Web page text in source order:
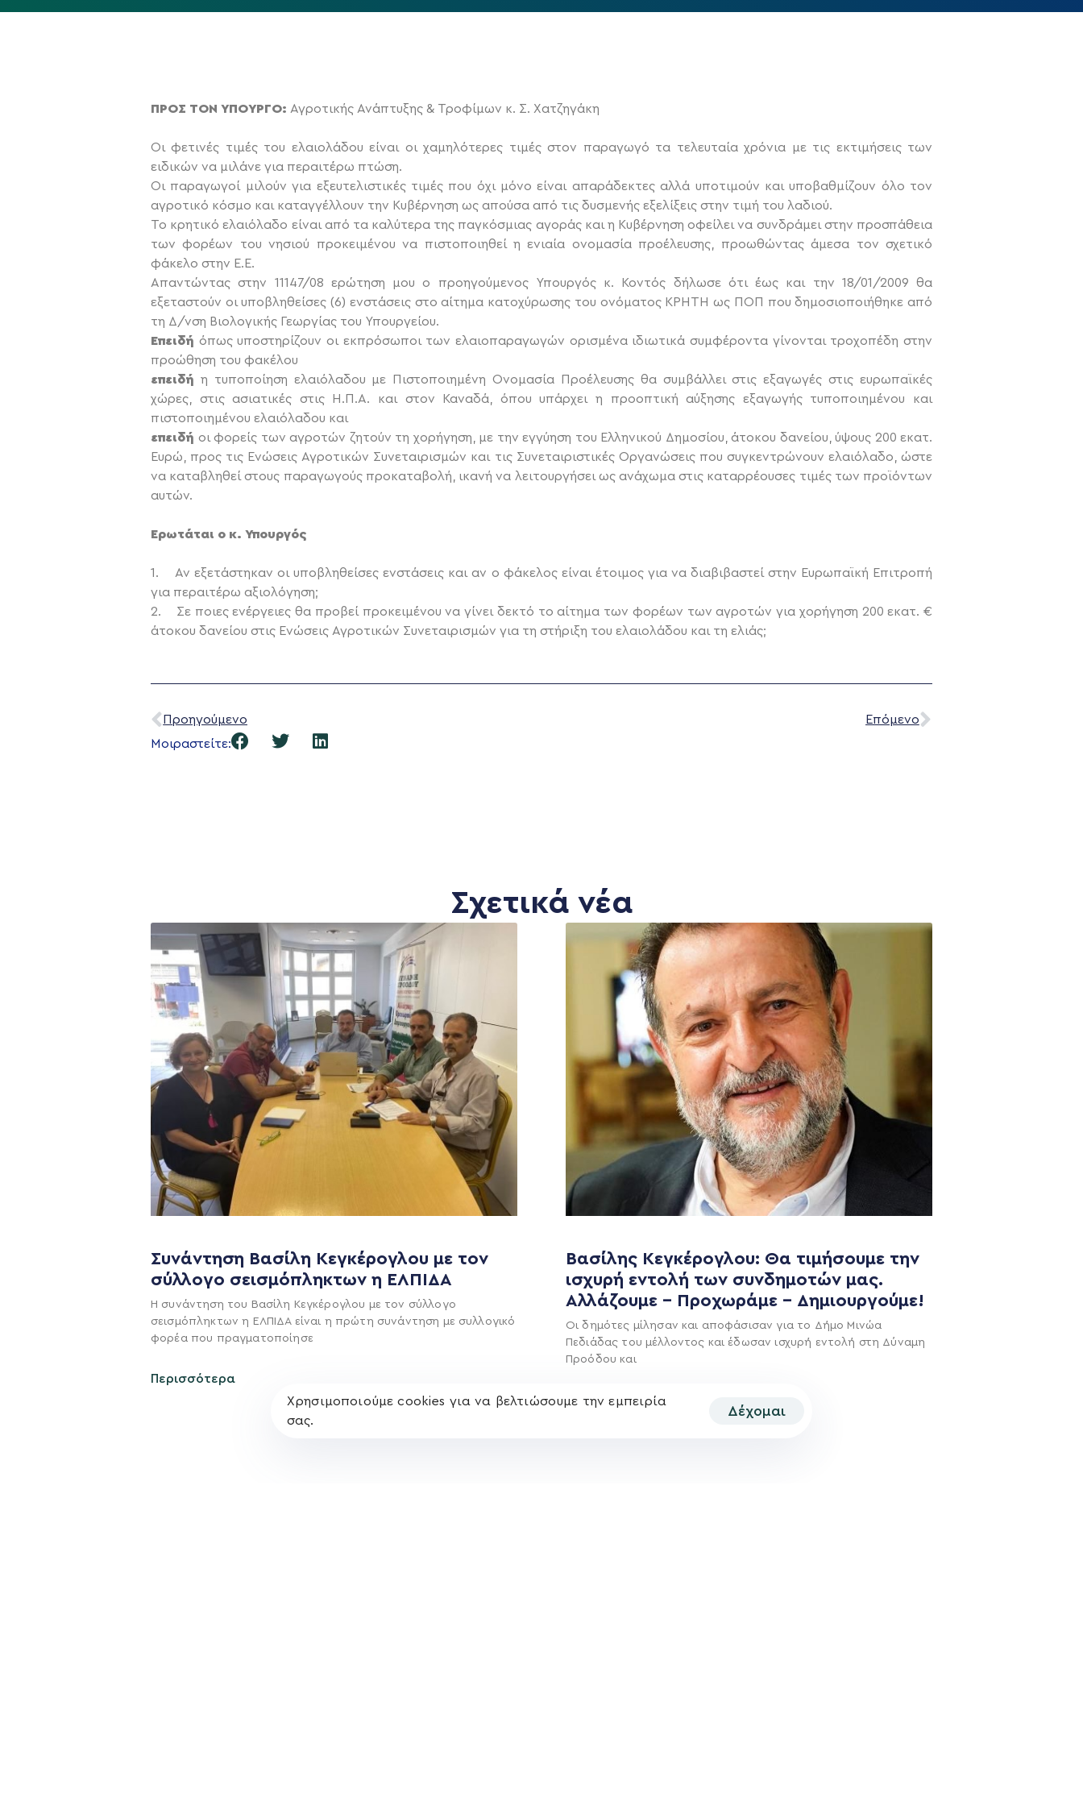
ΠΡΟΣ ΤΟΝ ΥΠΟΥΡΓΟ: Αγροτικής Ανάπτυξης & Τροφίμων κ. Σ. Χατζηγάκη
Οι φετινές τιμές του ελαιολάδου είναι οι χαμηλότερες τιμές στον παραγωγό τα τελευταία χρόνια με τις εκτιμήσεις των
ειδικών να μιλάνε για περαιτέρω πτώση.
Οι παραγωγοί μιλούν για εξευτελιστικές τιμές που όχι μόνο είναι απαράδεκτες αλλά υποτιμούν και υποβαθμίζουν όλο τον
αγροτικό κόσμο και καταγγέλλουν την Κυβέρνηση ως απούσα από τις δυσμενής εξελίξεις στην τιμή του λαδιού.
Το κρητικό ελαιόλαδο είναι από τα καλύτερα της παγκόσμιας αγοράς και η Κυβέρνηση οφείλει να συνδράμει στην προσπάθεια
των φορέων του νησιού προκειμένου να πιστοποιηθεί η ενιαία ονομασία προέλευσης, προωθώντας άμεσα τον σχετικό
φάκελο στην Ε.Ε.
Απαντώντας στην 11147/08 ερώτηση μου ο προηγούμενος Υπουργός κ. Κοντός δήλωσε ότι έως και την 18/01/2009 θα
εξεταστούν οι υποβληθείσες (6) ενστάσεις στο αίτημα κατοχύρωσης του ονόματος ΚΡΗΤΗ ως ΠΟΠ που δημοσιοποιήθηκε από
τη Δ/νση Βιολογικής Γεωργίας του Υπουργείου.
Επειδή όπως υποστηρίζουν οι εκπρόσωποι των ελαιοπαραγωγών ορισμένα ιδιωτικά συμφέροντα γίνονται τροχοπέδη στην
προώθηση του φακέλου
επειδή η τυποποίηση ελαιόλαδου με Πιστοποιημένη Ονομασία Προέλευσης θα συμβάλλει στις εξαγωγές στις ευρωπαϊκές
χώρες, στις ασιατικές στις Η.Π.Α. και στον Καναδά, όπου υπάρχει η προοπτική αύξησης εξαγωγής τυποποιημένου και
πιστοποιημένου ελαιόλαδου και
επειδή οι φορείς των αγροτών ζητούν τη χορήγηση, με την εγγύηση του Ελληνικού Δημοσίου, άτοκου δανείου, ύψους 200 εκατ.
Ευρώ, προς τις Ενώσεις Αγροτικών Συνεταιρισμών και τις Συνεταιριστικές Οργανώσεις που συγκεντρώνουν ελαιόλαδο, ώστε
να καταβληθεί στους παραγωγούς προκαταβολή, ικανή να λειτουργήσει ως ανάχωμα στις καταρρέουσες τιμές των προϊόντων
αυτών.
Ερωτάται ο κ. Υπουργός
1. Αν εξετάστηκαν οι υποβληθείσες ενστάσεις και αν ο φάκελος είναι έτοιμος για να διαβιβαστεί στην Ευρωπαϊκή Επιτροπή
για περαιτέρω αξιολόγηση;
2. Σε ποιες ενέργειες θα προβεί προκειμένου να γίνει δεκτό το αίτημα των φορέων των αγροτών για χορήγηση 200 εκατ. €
άτοκου δανείου στις Ενώσεις Αγροτικών Συνεταιρισμών για τη στήριξη του ελαιολάδου και τη ελιάς;
Προηγούμενο
Επόμενο
Μοιραστείτε:
Σχετικά νέα
Συνάντηση Βασίλη Κεγκέρογλου με τον
σύλλογο σεισμόπληκτων η ΕΛΠΙΔΑ
Η συνάντηση του Βασίλη Κεγκέρογλου με τον σύλλογο
σεισμόπληκτων η ΕΛΠΙΔΑ είναι η πρώτη συνάντηση με συλλογικό
φορέα που πραγματοποίησε
Περισσότερα
Βασίλης Κεγκέρογλου: Θα τιμήσουμε την
ισχυρή εντολή των συνδημοτών μας.
Αλλάζουμε – Προχωράμε – Δημιουργούμε!
Οι δημότες μίλησαν και αποφάσισαν για το Δήμο Μινώα
Πεδιάδας του μέλλοντος και έδωσαν ισχυρή εντολή στη Δύναμη
Προόδου και
Περισσότερα
Η ΠΑΡΆΤΑΞΗ
Όραμα
Σχέδιο
Πολιτική Απορρήτου
MEDIA
Νέα
Επικοινωνία
ΕΚΛΟΓΙΚΌ ΚΈΝΤΡΟ
+(30) 289 102 4800
Ηλ. ταχυδρομείο
kegkeroglou@gmail.com
NEWSLETTER
Χρησιμοποιούμε cookies για να βελτιώσουμε την εμπειρία
σας.
Δέχομαι